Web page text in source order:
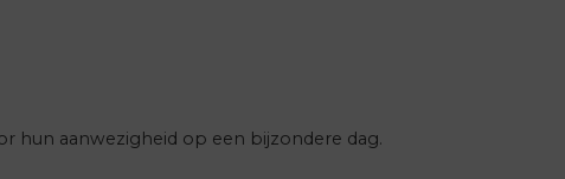
hun aanwezigheid op een bijzondere dag.